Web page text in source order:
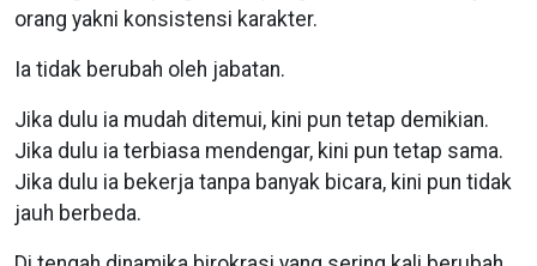
orang yakni konsistensi karakter.
Ia tidak berubah oleh jabatan.
Jika dulu ia mudah ditemui, kini pun tetap demikian.
Jika dulu ia terbiasa mendengar, kini pun tetap sama.
Jika dulu ia bekerja tanpa banyak bicara, kini pun tidak
jauh berbeda.